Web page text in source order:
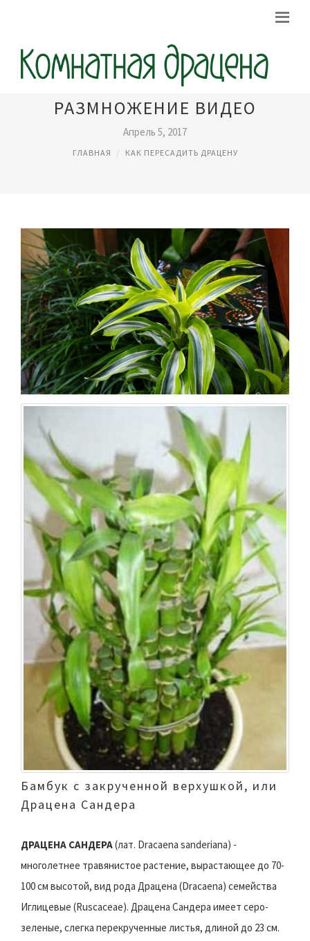
ДРАЦЕНА УХОД
РАЗМНОЖЕНИЕ ВИДЕО
Апрель 5, 2017
ГЛАВНАЯ КАК ПЕРЕСАДИТЬ ДРАЦЕНУ
Бамбук с закрученной верхушкой, или
Драцена Сандера
ДРАЦЕНА САНДЕРА(лат. Dracaena sanderiana) -
многолетнее травянистое растение, вырастающее до 70-
100 см высотой, вид рода Драцена (Dracaena) семейства
Иглицевые (Ruscaceae). Драцена Сандера имеет серо-
зеленые, слегка перекрученные листья, длиной до 23 см.